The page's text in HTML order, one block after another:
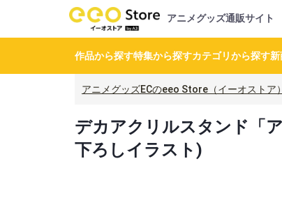
アニメグッズ通販サイト
作品から探す特集から探すカテゴリから探す
アニメグッズECのeeo Store（イーオストア）
デカアクリルスタンド「
下ろしイラスト)